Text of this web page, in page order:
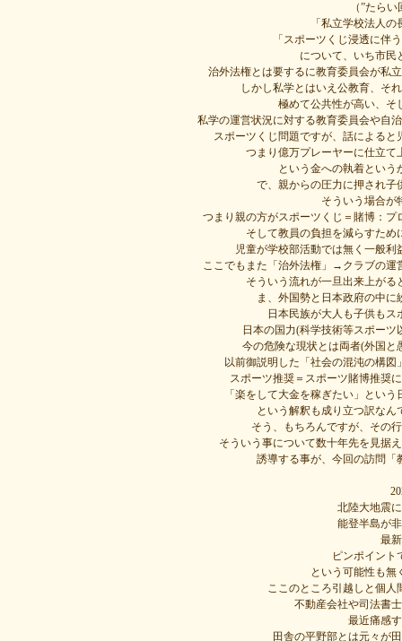
（”たら
「私立学校法人
「スポーツくじ浸透に伴
について、いち市民
治外法権とは要するに教育委員会が私
しかし私学とはいえ公教育、そ
極めて公共性が高い、そ
私学の運営状況に対する教育委員会や自
スポーツくじ問題ですが、話による
つまり億万プレーヤーに仕立て
という金への執着とい
で、親からの圧力に押され子
そういう場合が
つまり親の方がスポーツくじ＝賭博：
そして教員の負担を減らすた
児童が学校部活動では無く一般
ここでもまた「治外法権」→クラブの運
そういう流れが一旦出来上が
ま、外国勢と日本政府の中
日本民族が大人も子供も
日本の国力(科学技術等スポー
今の危険な現状とは両者(外国
以前御説明した「社会の混沌の構
スポーツ推奨＝スポーツ賭博推奨
「楽をして大金を稼ぎたい」とい
という解釈も成り立つ訳な
そう、もちろんですが、その
そういう事について数十年先を見据
誘導する事が、今回の訪問「
北陸大地震
能登半島が
最
ピンポイント
という可能性も無
ここのところ引越しと個
不動産会社や司法書
最近痛感
田舎の平野部とは元々が